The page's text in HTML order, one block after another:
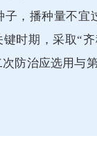
子，播种量不
键时期，采取“
防治应选用与